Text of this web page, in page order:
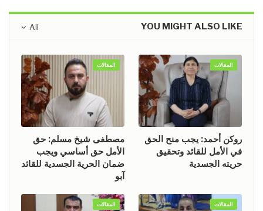
All YOU MIGHT ALSO LIKE
المقالات
روكن أحمد: يجب منح الحق
في الأمل للقائد وتحقيق
حريته الجسدية
المقالات
مصطفى شيخ مسلم: حق
الأمل حق أساسي ويجب
ضمان الحرية الجسدية للقائد
آبو
المقالات المقالات